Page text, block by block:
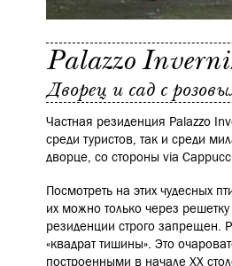
Palazzo
Дворец и сад с
Частная резиденция Palazzo
среди туристов, так и среди
дворце, со стороны via
Посмотреть на этих чудесных
их можно только через
резиденции строго запрещен.
«квадрат тишины». Это
построенными в начале XX